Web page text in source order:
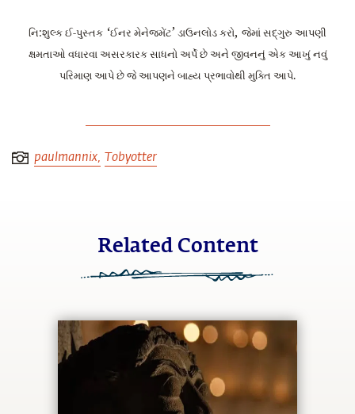
નિ:શુલ્કઈ-પુસ્તક ‘ઈનર મેનેજમેંટ’ ડાઉનલોડ કરો, જેમાં સદ્ગુરુ આપણી
ક્ષમતાઓ વધારવા અસરકારક સાધનો અર્પે છે અને જીવનનું એક આખું નવું
પરિમાણ આપે છે જે આપણને બાહ્ય પ્રભાવોથી મુક્તિ આપે.
paulmannix, Tobyotter
Related Content